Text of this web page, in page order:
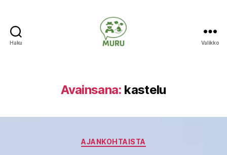
Haku Valikko
Avainsana: kastelu
Kategoriat
AJANKOHTAISTA